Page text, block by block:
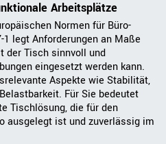
Arbeitsplätze
Normen für Büro-
legt Anforderungen an Maße
der Tisch sinnvoll und
eingesetzt werden kann.
Aspekte wie Stabilität,
Für Sie bedeutet
Tischlösung, die für den
ausgelegt ist und zuverlässig im